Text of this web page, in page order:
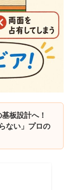
板設計へ！
ない」プロの